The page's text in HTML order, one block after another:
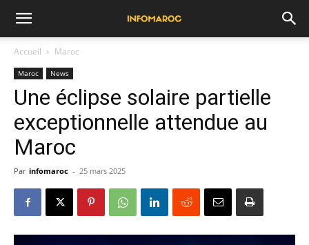
Accueil Maroc
Maroc News
Une éclipse solaire partielle
exceptionnelle attendue au
Maroc
Par infomaroc - 25 mars 2025